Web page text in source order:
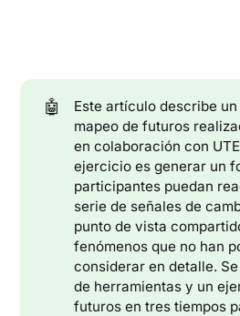
🤖
Este artículo describe
mapeo de futuros
en colaboración con
ejercicio es generar un
participantes puedan
serie de señales de
punto de vista
fenómenos que no han
considerar en detalle.
de herramientas y un
futuros en tres tiempos